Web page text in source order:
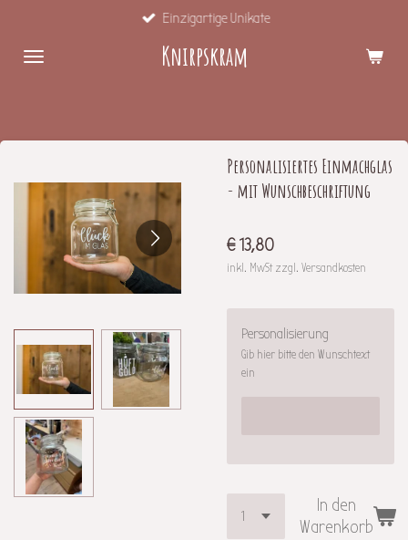
springen
Knirpskram
Einzigartige Unikate
Personalisiertes Einmachglas
- mit Wunschbeschriftung
€ 13,80
inkl. MwSt zzgl. Versandkosten
Personalisierung
Gib hier bitte den Wunschtext
ein
In den
Warenkorb